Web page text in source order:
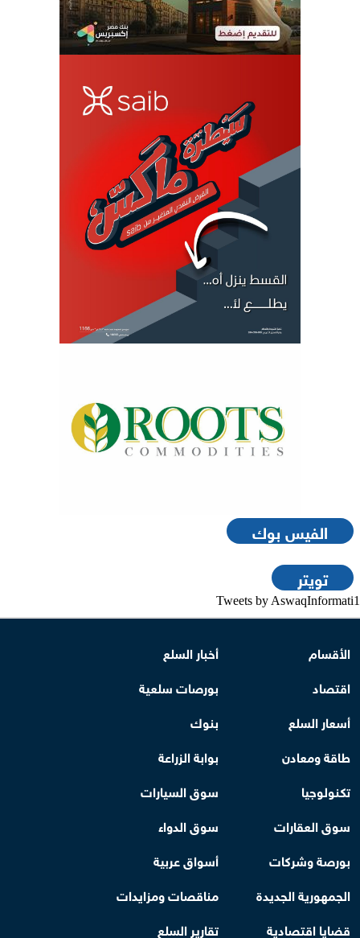
الفيس بوك
تويتر
Tweets by AswaqInformati1
الأقسام
أخبار السلع
اقتصاد
بورصات سلعية
أسعار السلع
بنوك
طاقة ومعادن
بوابة الزراعة
تكنولوجيا
سوق السيارات
سوق العقارات
سوق الدواء
بورصة وشركات
أسواق عربية
الجمهورية الجديدة
مناقصات ومزايدات
قضايا اقتصادية
تقارير السلع